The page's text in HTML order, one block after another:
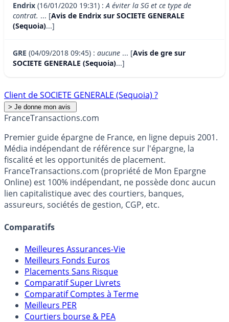
Endrix (16/01/2020 19:31) :A éviter la SG et ce type de
contrat. ... [Avis de Endrix sur SOCIETE GENERALE
(Sequoia)...]
GRE (04/09/2018 09:45) : aucune ... [Avis de gre sur
SOCIETE GENERALE (Sequoia)...]
Client de SOCIETE GENERALE (Sequoia) ?
FranceTransactions.com
Premier guide épargne de France, en ligne depuis 2001.
Média indépendant de référence sur l'épargne, la
fiscalité et les opportunités de placement.
FranceTransactions.com (propriété de Mon Epargne
Online) est 100% indépendant, ne possède donc aucun
lien capitalistique avec des courtiers, banques,
assureurs, sociétés de gestion, CGP, etc.
Comparatifs
Meilleures Assurances-Vie
Meilleurs Fonds Euros
Placements Sans Risque
Comparatif Super Livrets
Comparatif Comptes à Terme
Meilleurs PER
Courtiers bourse & PEA